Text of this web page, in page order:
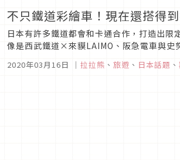
不只鐵道彩繪車！現在還搭得
日本有許多鐵道都會和卡通合作，打造出限
像是西武鐵道×來貘LAIMO、阪急電車與史
現在連巴士也都開始推出聯名車廂了，一起
2020年03月16日 ｜ 拉拉熊 、 旅遊 、 日本話題 、